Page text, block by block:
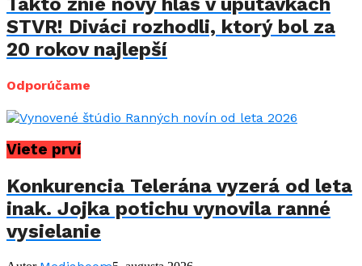
STVR! Diváci rozhodli, ktorý bol za
20 rokov najlepší
Odporúčame
Viete prví
Konkurencia Telerána vyzerá od leta
inak. Jojka potichu vynovila ranné
vysielanie